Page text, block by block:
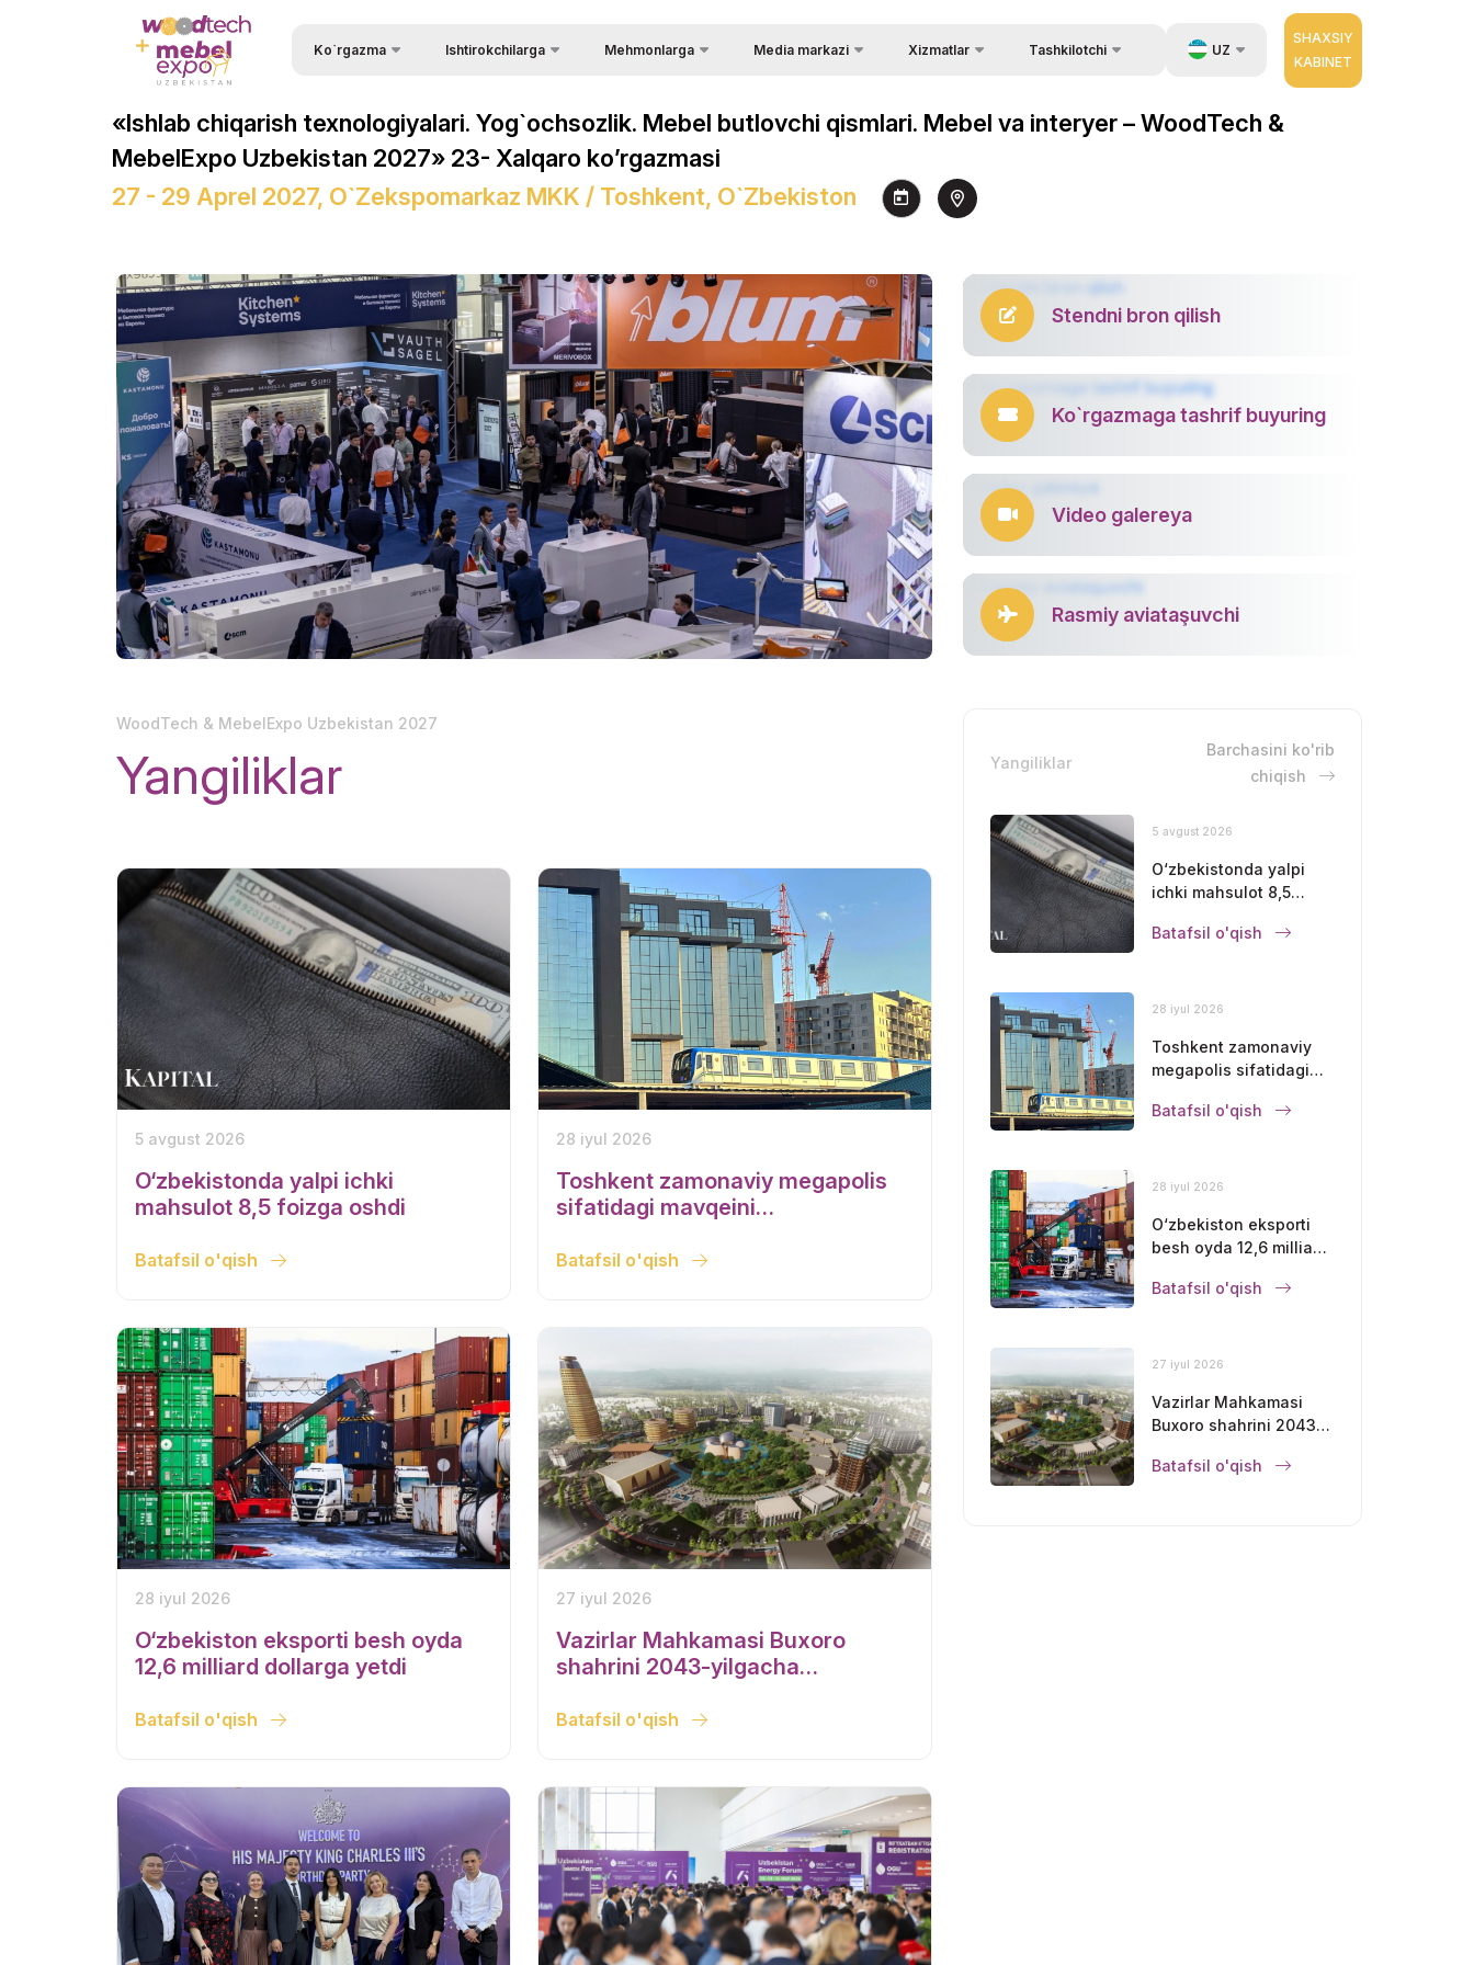
Ko`rgazma
Ko`rgazma bo`limlari
Ko`rgazmaning ish vaqti
ExpoDaily
Axborot ko`magi
Doing Business in
Uzbekistan
Ko`rgazma natijalari
Amaliy dastur
Rasmiy katalog
Ishtirokchilarga
Tashrif buyuruvchilar tarkibi
Stendni bron qilish
Homiy bo'ling
Stendlar qurilishi
Yuklarni yetkazib berish.
Logistika
Ko`rgazmalarda samarali
ishtirok etish
Rasmiy aviataşuvchi
Mehmonlarga
Ko`rgazmaga qanday borish
mumkin
Tashrif qoidalari
Rasmiy turoperator
Media markazi
Video galereya
Xizmatlar
Yuklarni yetkazib berish.
Rasmiy turoperator
Tashkilotchi
Aloqa
UZ
RU
SHAXSIY
KABINET
«Ishlab chiqarish texnologiyalari. Yog`ochsozlik. Mebel butlovchi qismlari. Mebel va interyer – WoodTech &
MebelExpo Uzbekistan 2027» 23- Xalqaro ko’rgazmasi
27 - 29 Aprel 2027, O`zekspomarkaz MKK / Toshkent, O`zbekiston
WoodTech & MebelExpo Uzbekistan 2027
Yangiliklar
5 avgust 2026
O‘zbekistonda yalpi ichki
mahsulot 8,5 foizga oshdi
Batafsil o'qish
28 iyul 2026
Toshkent zamonaviy megapolis
sifatidagi mavqeini
Batafsil o'qish
28 iyul 2026
O‘zbekiston eksporti besh oyda
12,6 milliard dollarga yetdi
Batafsil o'qish
27 iyul 2026
Vazirlar Mahkamasi Buxoro
shahrini 2043-yilgacha
tasdiqladi
Batafsil o'qish
Stendni bron qilish
Ko`rgazmaga tashrif buyuring
Video galereya
Rasmiy aviataşuvchi
Yangiliklar
Barchasini ko'rib
chiqish
5 avgust 2026
O‘zbekistonda yalpi
ichki mahsulot 8,5
Batafsil o'qish
28 iyul 2026
Toshkent zamonaviy
megapolis sifatidagi
mustahkamlamoqda
Batafsil o'qish
28 iyul 2026
O‘zbekiston eksporti
besh oyda 12,6 milliard
Batafsil o'qish
27 iyul 2026
Vazirlar Mahkamasi
Buxoro shahrini 2043-
rivojlantirishning bosh
Batafsil o'qish